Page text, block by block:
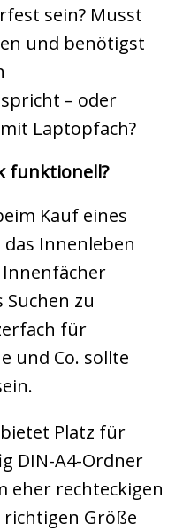
sein? Musst
und benötigst
– oder
Laptopfach?
funktionell?
Kauf eines
das Innenleben
Innenfächer
zu
für
und Co. sollte
Platz für
DIN-A4-Ordner
eher rechteckigen
richtigen Größe